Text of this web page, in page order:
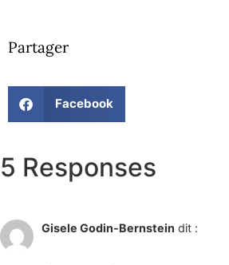
Partager
Facebook
5 Responses
Gisele Godin-Bernstein dit :